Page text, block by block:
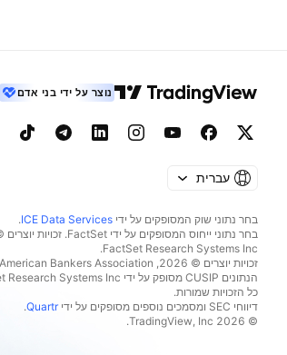
נוצר על ידי בני אדם
עברית
בחר נתוני שוק המסופקים על ידי ICE Data Services
.
כל הזכויות שמורות.
דיווחי SEC ומסמכים נוספים מסופקים על ידי
Quartr
.
© 2026 ‏TradingView, Inc.‏